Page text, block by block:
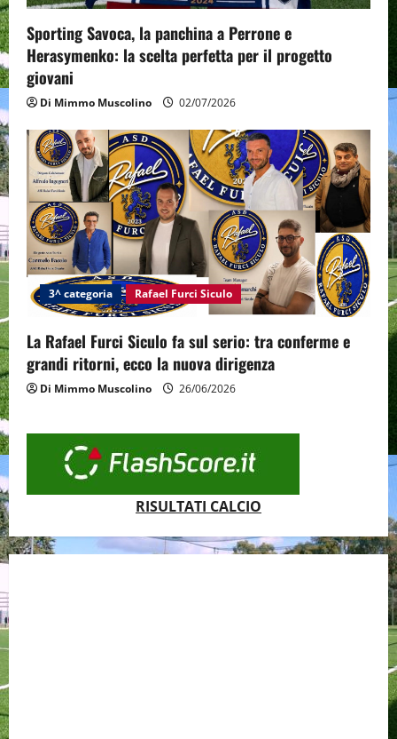
Sporting Savoca, la panchina a Perrone e
Herasymenko: la scelta perfetta per il progetto
giovani
Di Mimmo Muscolino 02/07/2026
3^ categoria Rafael Furci Siculo
La Rafael Furci Siculo fa sul serio: tra conferme e
grandi ritorni, ecco la nuova dirigenza
Di Mimmo Muscolino 26/06/2026
RISULTATI CALCIO